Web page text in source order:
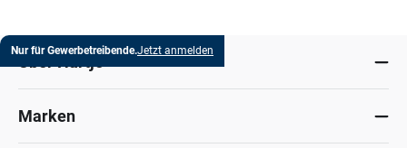
Nur für Gewerbetreibende.Jetzt anmelden
Marken